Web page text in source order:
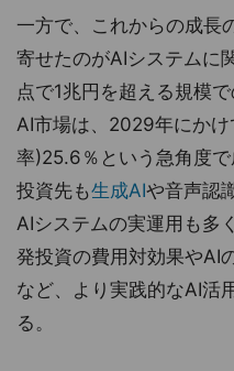
一方で、これからの成長
寄せたのがAIシステムに
点で1兆円を超える規模
AI市場は、2029年にか
率)25.6％という急角度
投資先も生成AIや音声認
AIシステムの実運用も多
発投資の費用対効果やAI
など、より実践的なAI活
る。